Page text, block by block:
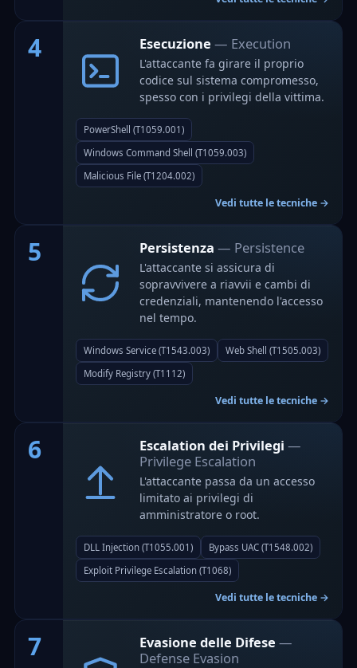
4 Esecuzione — Execution
L'attaccante fa girare il proprio
codice sul sistema compromesso,
spesso con i privilegi della vittima.
PowerShell (T1059.001)
Windows Command Shell (T1059.003)
Malicious File (T1204.002)
Vedi tutte le tecniche →
5 Persistenza — Persistence
L'attaccante si assicura di
sopravvivere a riavvii e cambi di
credenziali, mantenendo l'accesso
nel tempo.
Windows Service (T1543.003)
Web Shell (T1505.003)
Modify Registry (T1112)
Vedi tutte le tecniche →
6 Escalation dei Privilegi —
Privilege Escalation
L'attaccante passa da un accesso
limitato ai privilegi di
amministratore o root.
DLL Injection (T1055.001)
Bypass UAC (T1548.002)
Exploit Privilege Escalation (T1068)
Vedi tutte le tecniche →
7 Evasione delle Difese —
Defense Evasion